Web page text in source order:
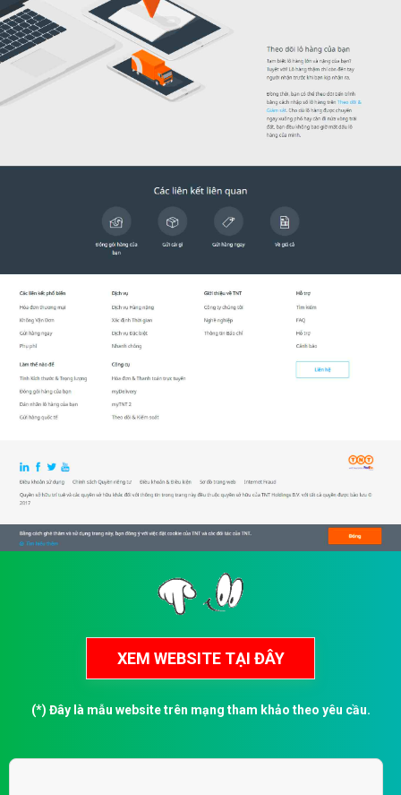
(*) Đây là mẫu website trên mạng tham khảo theo yêu cầu.